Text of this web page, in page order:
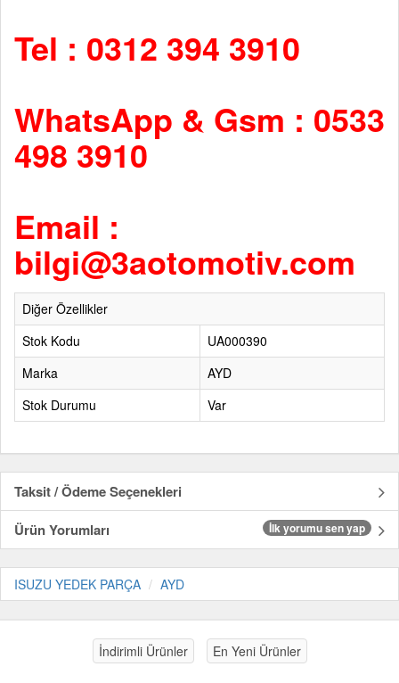
Tel : 0312 394 3910
WhatsApp & Gsm : 0533
498 3910
Email :
bilgi@3aotomotiv.com
Diğer Özellikler
Stok Kodu
UA000390
Marka
AYD
Stok Durumu
Var
Taksit / Ödeme Seçenekleri
Ürün Yorumları
İlk yorumu sen yap
ISUZU YEDEK PARÇA AYD
İndirimli Ürünler En Yeni Ürünler